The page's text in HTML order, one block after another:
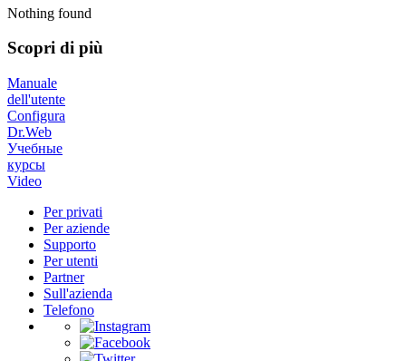
Nothing found
Scopri di più
Manuale
dell'utente
Configura
Dr.Web
Учебные
курсы
Video
Per privati
Per aziende
Supporto
Per utenti
Partner
Sull'azienda
Telefono